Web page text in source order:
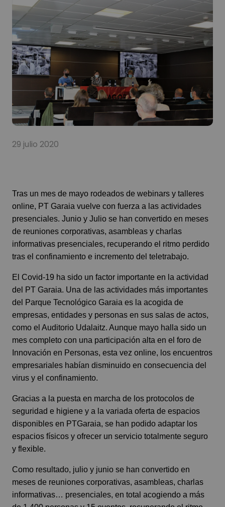
29 julio 2020
Tras un mes de mayo rodeados de webinars y talleres
online, PT Garaia vuelve con fuerza a las actividades
presenciales. Junio y Julio se han convertido en meses
de reuniones corporativas, asambleas y charlas
informativas presenciales, recuperando el ritmo perdido
tras el confinamiento e incremento del teletrabajo.
El Covid-19 ha sido un factor importante en la actividad
del PT Garaia. Una de las actividades más importantes
del Parque Tecnológico Garaia es la acogida de
empresas, entidades y personas en sus salas de actos,
como el Auditorio Udalaitz. Aunque mayo halla sido un
mes completo con una participación alta en el foro de
Innovación en Personas, esta vez online, los encuentros
empresariales habían disminuido en consecuencia del
virus y el confinamiento.
Gracias a la puesta en marcha de los protocolos de
seguridad e higiene y a la variada oferta de espacios
disponibles en PTGaraia, se han podido adaptar los
espacios físicos y ofrecer un servicio totalmente seguro
y flexible.
Como resultado, julio y junio se han convertido en
meses de reuniones corporativas, asambleas, charlas
informativas… presenciales, en total acogiendo a más